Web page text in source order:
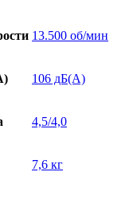
13.500 об/мин
106 дБ(A)
4,5/4,0
7,6 кг